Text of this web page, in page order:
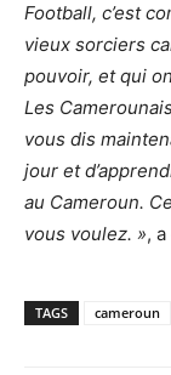
Football, c’est
vieux sorciers
pouvoir, et qui
Les
vous dis
jour et
au Cameroun.
vous voulez. »,
TAGS cameroun